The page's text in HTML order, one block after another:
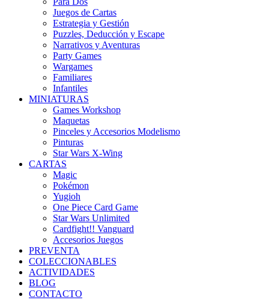
Juegos de Cartas
Estrategia y Gestión
Puzzles, Deducción y Escape
Narrativos y Aventuras
Party Games
Wargames
Familiares
Infantiles
MINIATURAS
Games Workshop
Maquetas
Pinceles y Accesorios Modelismo
Pinturas
Star Wars X-Wing
CARTAS
Magic
Pokémon
Yugioh
One Piece Card Game
Star Wars Unlimited
Cardfight!! Vanguard
Accesorios Juegos
PREVENTA
COLECCIONABLES
ACTIVIDADES
BLOG
CONTACTO